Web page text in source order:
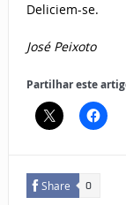
Deliciem-se.
José Peixoto
Partilhar este
Share 0